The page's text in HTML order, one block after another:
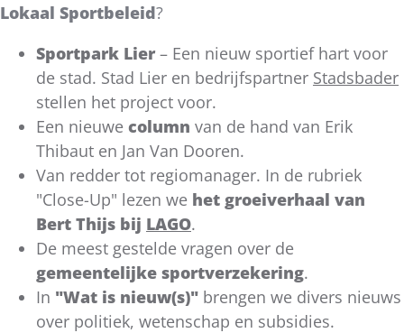
Lokaal Sportbeleid?
Sportpark Lier– Een nieuw sportief hart voor
de stad. Stad Lier en bedrijfspartner Stadsbader
stellen het project voor.
Een nieuwe column van de hand van Erik
Thibaut en Jan Van Dooren.
Van redder tot regiomanager. In de rubriek
"Close-Up" lezen we het groeiverhaal van
Bert Thijs bij LAGO.
De meest gestelde vragen over de
gemeentelijke sportverzekering.
In "Wat is nieuw(s)" brengen we divers nieuws
over politiek, wetenschap en subsidies.